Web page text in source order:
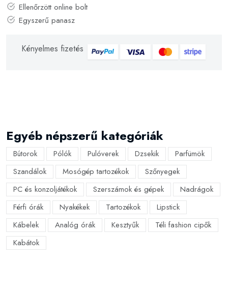
Ellenőrzött online bolt
Egyszerű panasz
Kényelmes fizetés
Egyéb népszerű kategóriák
Bútorok Pólók Pulóverek Dzsekik
Parfümök
Szandálok
Mosógép tartozékok
Szőnyegek
PC és konzoljátékok
Szerszámok és gépek
Nadrágok
Férfi órák
Nyakékek Tartozékok
Lipstick
Kábelek
Analóg órák Kesztyűk
Téli fashion cipők
Kabátok